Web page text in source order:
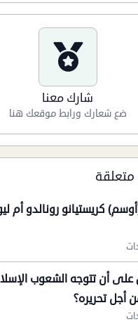
شارك معنا
ضع شعارك ورابط موقعك هنا
متعلقة
كريستيانو رونالدو أم
أن تتوجه الشعوب
أجل تحريره؟